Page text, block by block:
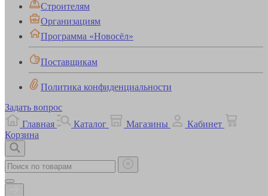
Строителям
Организациям
Программа «Новосёл»
Поставщикам
Политика конфиденциальности
Задать вопрос
Главная
Каталог Магазины
Кабинет
Корзина